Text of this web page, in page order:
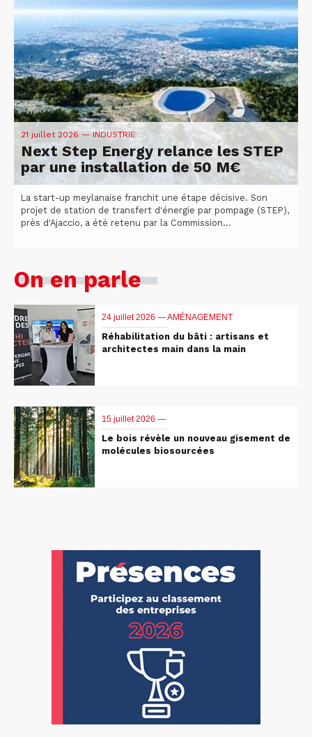
21 juillet 2026 — INDUSTRIE
Next Step Energy relance les STEP
par une installation de 50 M€
La start-up meylanaise franchit une étape décisive. Son
projet de station de transfert d'énergie par pompage (STEP),
près d'Ajaccio, a été retenu par la Commission...
On en parle
24 juillet 2026 —AMÉNAGEMENT
Réhabilitation du bâti : artisans et
architectes main dans la main
15 juillet 2026 —
Le bois révèle un nouveau gisement de
molécules biosourcées